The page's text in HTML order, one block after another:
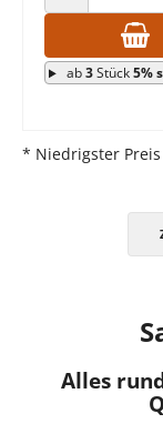
ANZAHL
ab3Stück5%
* Niedrigster
Alles